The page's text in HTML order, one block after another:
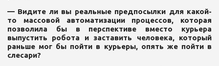
— Видите ли вы реальные предпосылки для какой-
то массовой автоматизации процессов, которая
позволила бы в перспективе вместо курьера
выпустить робота и заставить человека, который
раньше мог бы пойти в курьеры, опять же пойти в
слесари?